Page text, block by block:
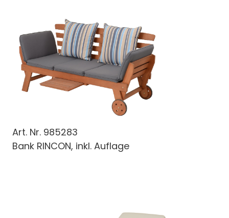
Art. Nr. 985283
Bank RINCON, inkl. Auflage